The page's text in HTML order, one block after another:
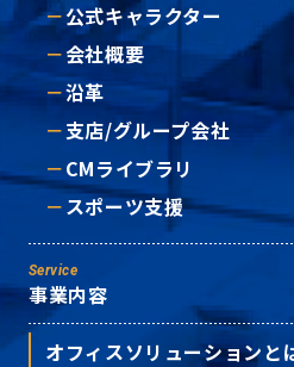
公式キャラクター
会社概要
沿革
支店/グループ会社
CMライブラリ
スポーツ支援
Service
事業内容
オフィスソリューションと